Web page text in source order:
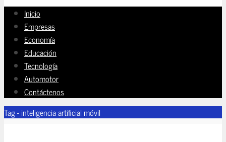
Inicio
Empresas
Economía
Educación
Tecnología
Automotor
Contáctenos
Tag - inteligencia artificial móvil